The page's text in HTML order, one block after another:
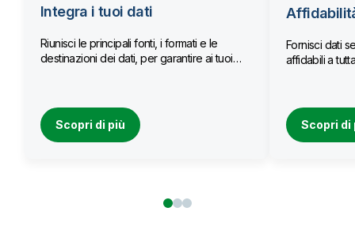
Integra i tuoi dati
Riunisci le principali fonti, i formati e le
destinazioni dei dati, per garantire ai tuoi
Scopri di più
Fornisci dati
affidabili a
Scopri di